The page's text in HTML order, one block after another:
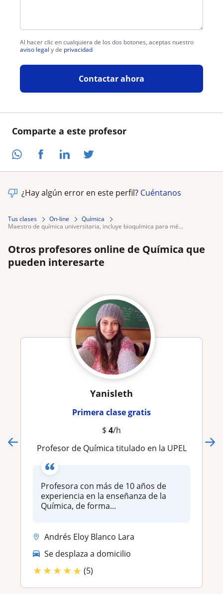
Comparte a este profesor
Al hacer clic en cualquiera de los dos botones, aceptas nuestro
aviso legal y de privacidad
Contactar ahora
¿Hay algún error en este perfil? Cuéntanos
Tus clases On-line
Química
maestro de química universitaria, incluye bioquímica para mé...
Otros profesores online de Química que
pueden interesarte
Yanisleth
Primera clase gratis
$ 4/h
Profesor de Química titulado en la UPEL
Profesora con más de 10 años de
experiencia en la enseñanza de la
Química, de forma...
Andrés Eloy Blanco Lara
Se desplaza a domicilio
★★★★★ (5)